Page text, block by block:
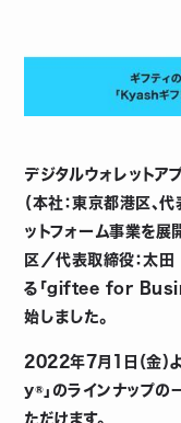
デジタルウォレット
（本社：東京都港区、
ットフォーム事業を展
区／代表取締役：太田
る「giftee for
始しました。
2022年7月1日（金）
y®」のラインナップ
ただけます。